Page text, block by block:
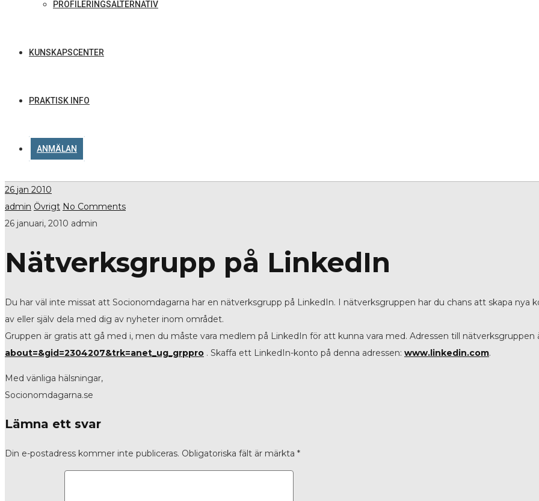
PROFILERINGSALTERNATIV
KUNSKAPSCENTER
PRAKTISK INFO
ANMÄLAN
26 jan 2010
admin Övrigt No Comments
26 januari, 2010 admin
Nätverksgrupp på LinkedIn
Du har väl inte missat att Socionomdagarna har en nätverksgrupp på LinkedIn. I nätverksgruppen har du chans att skapa nya
av eller själv dela med dig av nyheter inom området.
Gruppen är gratis att gå med i, men du måste vara medlem på LinkedIn för att kunna vara med. Adressen till nätverksgruppen
about=&gid=2304207&trk=anet_ug_grppro . Skaffa ett LinkedIn-konto på denna adressen: www.linkedin.com.
Med vänliga hälsningar,
Socionomdagarna.se
Lämna ett svar
Din e-postadress kommer inte publiceras. Obligatoriska fält är märkta *